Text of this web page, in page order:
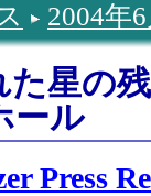
2004年
星の
ール
Press